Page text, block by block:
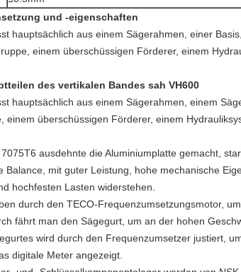
und -eigenschaften
hauptsächlich aus einem Sägerahmen, einer
einem überschüssigen Förderer, einem
des vertikalen Bandes sah VH600
hauptsächlich aus einem Sägerahmen, einem
einem überschüssigen Förderer, einem
ausdehnte die Aluminiumplatte gemacht,
Balance, mit guter Leistung, hohe mechanische
hochfesten Lasten widerstehen.
durch den TECO-Frequenzumsetzungsmotor,
fährt man den Sägegurt, um an der hohen
wird durch den Frequenzumsetzer justiert,
digitale Meter angezeigt.